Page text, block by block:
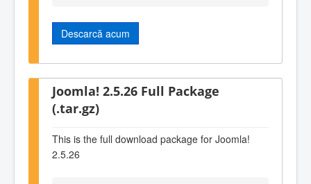
Descarcă acum
Joomla! 2.5.26 Full Package
(.tar.gz)
This is the full download package for Joomla!
2.5.26